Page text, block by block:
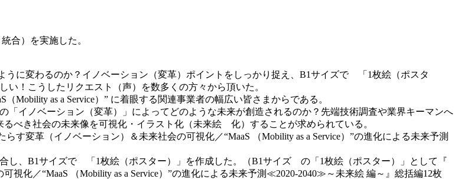
合）を実施した。
うに変わるのか？イノベーション（変革）ポイントをしっかり捉え、B1サイズで 「1枚絵（ポスタ
！こうしたリクエスト（声）を数多くの方々から頂いた。
Mobility as a Service）” に着眼する関連事業者の幅広い皆さまからである。
イノベーション（変革）」によってどのような未来が創造されるのか？先端技術調査や業界キーマンへ
べき社会の未来像を可視化・イラスト化（未来絵 化）することが求められている。
す変革（イノベーション）＆未来社会の可視化／“MaaS （Mobility as a Service）”の進化による未来予測
し、B1サイズで 「1枚絵（ポスター）」を作成した。（B1サイズ の「1枚絵（ポスター）」として『
視化／“MaaS （Mobility as a Service）”の進化による未来予測≪2020‐2040≫～未来絵 編～』総括編12枚